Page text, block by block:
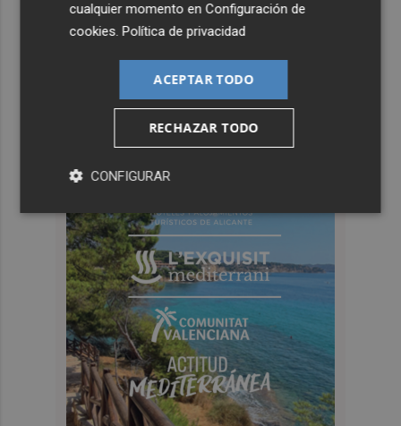
cualquier momento enConfiguración de
cookies.Política de privacidad
ACEPTAR TODO
RECHAZAR TODO
CONFIGURAR